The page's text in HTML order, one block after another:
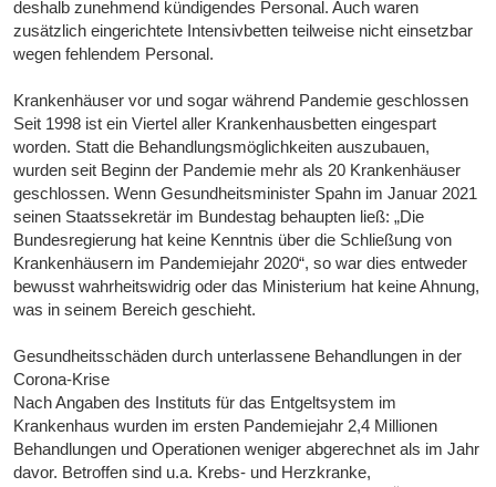
deshalb zunehmend kündigendes Personal. Auch waren
zusätzlich eingerichtete Intensivbetten teilweise nicht einsetzbar
wegen fehlendem Personal.
Krankenhäuser vor und sogar während Pandemie geschlossen
Seit 1998 ist ein Viertel aller Krankenhausbetten eingespart
worden. Statt die Behandlungsmöglichkeiten auszubauen,
wurden seit Beginn der Pandemie mehr als 20 Krankenhäuser
geschlossen. Wenn Gesundheitsminister Spahn im Januar 2021
seinen Staatssekretär im Bundestag behaupten ließ: „Die
Bundesregierung hat keine Kenntnis über die Schließung von
Krankenhäusern im Pandemiejahr 2020“, so war dies entweder
bewusst wahrheitswidrig oder das Ministerium hat keine Ahnung,
was in seinem Bereich geschieht.
Gesundheitsschäden durch unterlassene Behandlungen in der
Corona-Krise
Nach Angaben des Instituts für das Entgeltsystem im
Krankenhaus wurden im ersten Pandemiejahr 2,4 Millionen
Behandlungen und Operationen weniger abgerechnet als im Jahr
davor. Betroffen sind u.a. Krebs- und Herzkranke,